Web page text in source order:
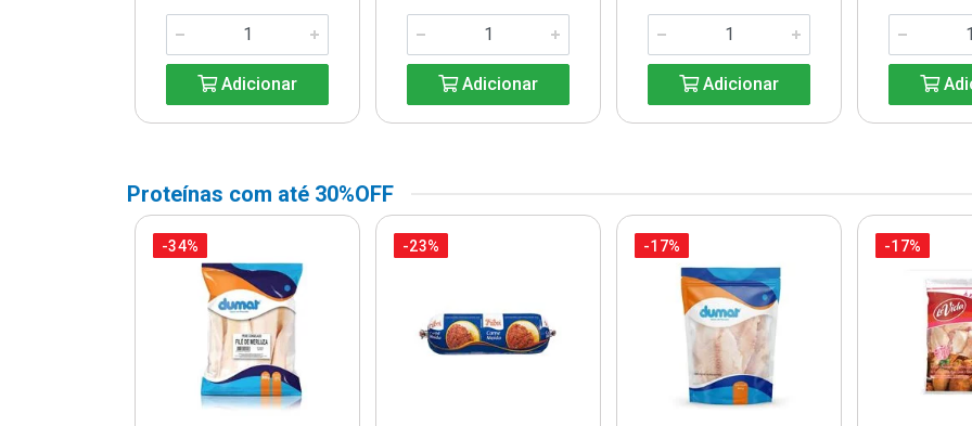
Adicionar Adicionar Adicionar
Proteínas com até 30%OFF
-34% -23% -17% -17%